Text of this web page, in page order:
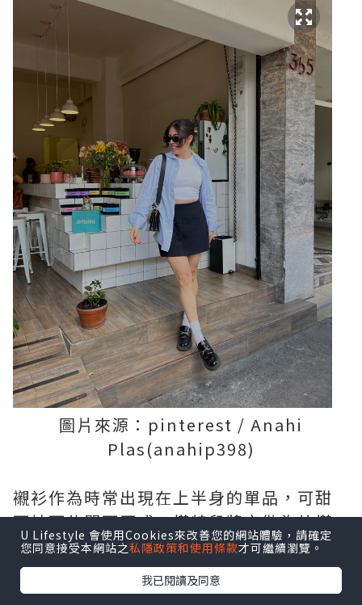
圖片來源：pinterest / Anahi
Plas(anahip398)
襯衫作為時常出現在上半身的單品，可甜
可帥可休閒可正式，模特兒將它做為外搭
用的裝飾，全身則採用黑白、深色的顏色
搭配，讓淡藍色的襯衫提亮整體穿搭的彩
度。
U Lifestyle 會使用Cookies來改善您的網站體驗，請確定
您同意接受本網站之私隱政策和使用條款才可繼續瀏覽。
我已閱讀及同意